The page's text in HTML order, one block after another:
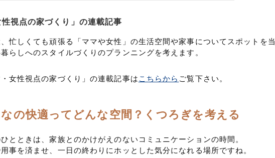
性視点の家づくり」の連載記事
忙しくても頑張る「ママや女性」の生活空間や家事についてスポットを当
らしへのスタイルづくりのプランニングを考えます。
女性視点の家づくり」の連載記事は こちらから ご覧下さい。
の快適ってどんな空間？くつろぎを考える
とときは、家族とのかけがえのないコミュニケーションの時間。
事を済ませ、一日の終わりにホッとした気分になれる場所ですね。